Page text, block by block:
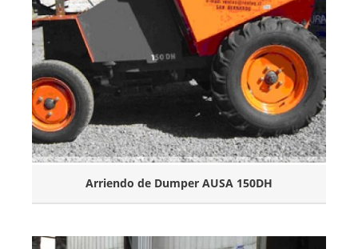
Arriendo de Dumper AUSA 150DH